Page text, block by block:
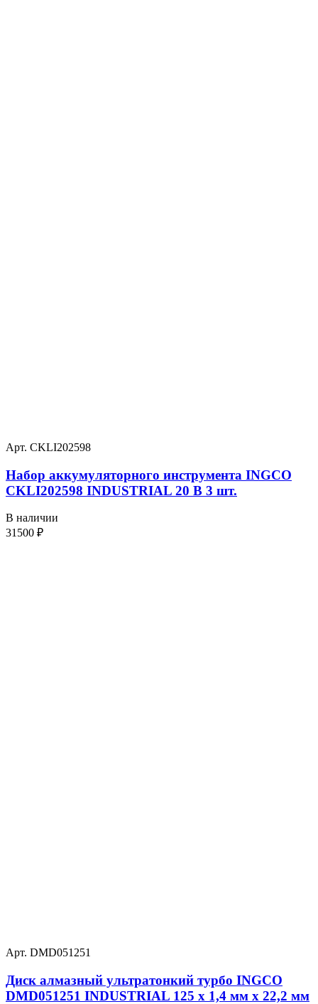
Арт. CKLI202598
Набор аккумуляторного инструмента INGCO
CKLI202598 INDUSTRIAL 20 В 3 шт.
В наличии
31500 ₽
Арт. DMD051251
Диск алмазный ультратонкий турбо INGCO
DMD051251 INDUSTRIAL 125 х 1,4 мм x 22,2 мм